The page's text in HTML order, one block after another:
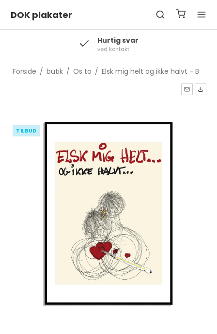
DOK plakater
Levering
2-3 hverdage
Forside / butik / Os to / Elsk mig helt og ikke halvt - B
TILBUD